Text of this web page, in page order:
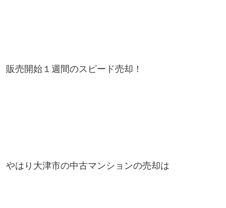
販売開始１週間のスピード売却！
やはり大津市の中古マンションの売却は